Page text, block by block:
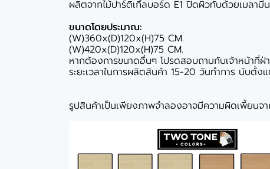
ผลิตจากไม้ปาร์ติเกิ้ลบอร์ด E1 ปิดผิวทับด้วยเมลา
ขนาดโดยประมาณ:
(W)360x(D)120x(H)75 CM.
(W)420x(D)120x(H)75 CM.
หากต้องการขนาดอื่นๆ โปรดสอบถามกับเจ้าหน้าที่ฝ่
ระยะเวลาในการผลิตสินค้า 15-20 วันทำการ นับตั้ง
รูปสินค้าเป็นเพียงภาพจำลองอาจมีความผิดเพี้ยนจ